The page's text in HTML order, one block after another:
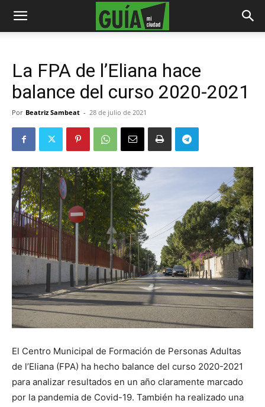
La FPA de l’Eliana hace
balance del curso 2020-2021
Por Beatriz Sambeat - 28 de julio de 2021
El Centro Municipal de Formación de Personas Adultas
de l’Eliana (FPA) ha hecho balance del curso 2020-2021
para analizar resultados en un año claramente marcado
por la pandemia de Covid-19. También ha realizado una